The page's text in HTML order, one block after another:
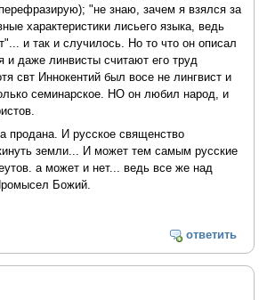
"не знаю, зачем я взялся за
характеристики лисьего языка, ведь
и так и случилось. Но то что он описал
и даже линвисты считают его труд
свт Иннокентий был восе не лингвист и
семинарское. НО он любил народ, и
продана. И русское священство
земли... И может тем самым русские
а может и нет... ведь все же над
Божий.
ответить